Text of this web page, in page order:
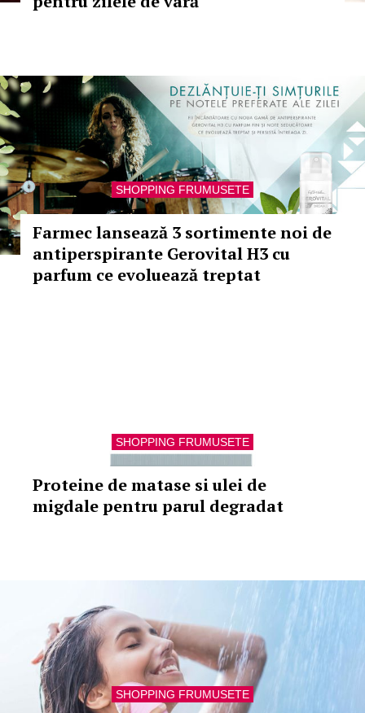
SHOPPING FRUMUSETE
Farmec lansează 3 sortimente noi de
antiperspirante Gerovital H3 cu
parfum ce evoluează treptat
SHOPPING FRUMUSETE
Proteine de matase si ulei de
migdale pentru parul degradat
SHOPPING FRUMUSETE